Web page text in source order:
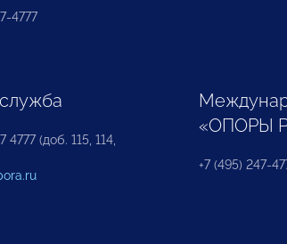
4777
4777 (доб. 115, 114,
«ОПОРЫ
+7 (495) 247-